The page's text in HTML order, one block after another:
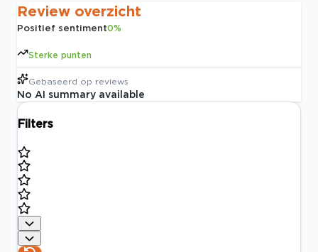
Review overzicht
Positief sentiment0%
Sterke punten
Gebaseerd op reviews
No AI summary available
Filters